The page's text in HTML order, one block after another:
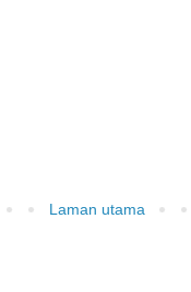
Laman utama